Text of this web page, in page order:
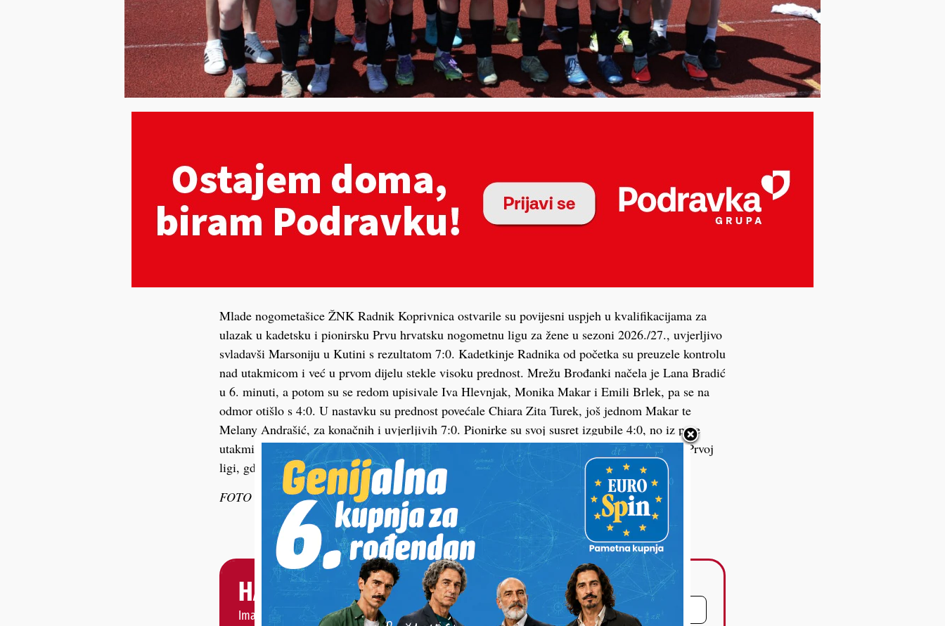
Mlade nogometašice ŽNK Radnik Koprivnica ostvarile su povijesni uspjeh u kvalifikacijama za
ulazak u kadetsku i pionirsku Prvu hrvatsku nogometnu ligu za žene u sezoni 2026./27., uvjerljivo
svladavši Marsoniju u Kutini s rezultatom 7:0. Kadetkinje Radnika od početka su preuzele kontrolu
nad utakmicom i već u prvom dijelu stekle visoku prednost. Mrežu Brođanki načela je Lana Bradić
u 6. minuti, a potom su se redom upisivale Iva Hlevnjak, Monika Makar i Emili Brlek, pa se na
odmor otišlo s 4:0. U nastavku su prednost povećale Chiara Zita Turek, još jednom Makar te
Melany Andrašić, za konačnih i uvjerljivih 7:0. Pionirke su svoj susret izgubile 4:0, no iz prve
utakmice nose prednost od 7:0. Kadetkinje Koprivnice tako ćemo sljedeće sezone gledati u Prvoj
ligi, gdje će igrati s velikim klubovima poput Dinama, Hajduka, Osijeka i Istre.
FOTO
Igor Lončar
HALO, PODRAVSKI!
Imate priču, vijest, fotku ili video?
Vaš email